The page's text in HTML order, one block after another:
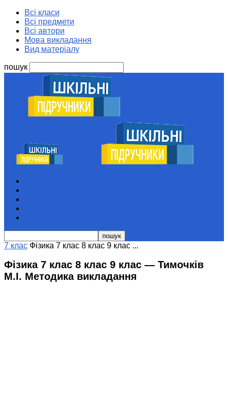
Всі класи
Всі предмети
Всі автори
Мова викладання
Вид матеріалу
пошук
7 клас Фізика 7 клас 8 клас 9 клас ...
Фізика 7 клас 8 клас 9 клас — Тимочків
М.І. Методика викладання